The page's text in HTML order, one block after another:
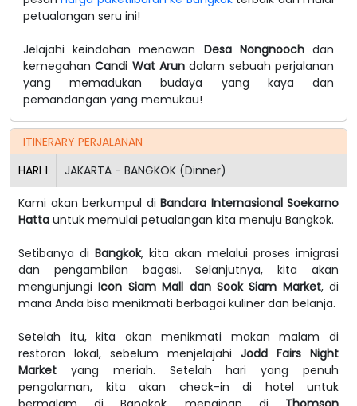
petualangan seru ini!
Jelajahi keindahan menawan Desa Nongnoochdan
kemegahanCandi Wat Arun dalam sebuah perjalanan
yang memadukan budaya yang kaya dan
pemandangan yang memukau!
ITINERARY PERJALANAN
HARI 1 JAKARTA - BANGKOK (Dinner)
Kami akan berkumpul di Bandara Internasional Soekarno
Hatta untuk memulai petualangan kita menuju Bangkok.
Setibanya di Bangkok, kita akan melalui proses imigrasi
dan pengambilan bagasi. Selanjutnya, kita akan
mengunjungi Icon Siam Mall dan Sook Siam Market, di
mana Anda bisa menikmati berbagai kuliner dan belanja.
Setelah itu, kita akan menikmati makan malam di
restoran lokal, sebelum menjelajahi Jodd Fairs Night
Market yang meriah. Setelah hari yang penuh
pengalaman, kita akan check-in di hotel untuk